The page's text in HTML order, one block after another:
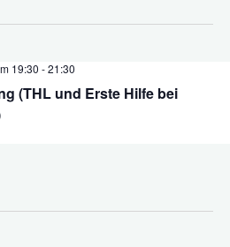
(THL und Erste Hilfe bei
19:30 -21:30